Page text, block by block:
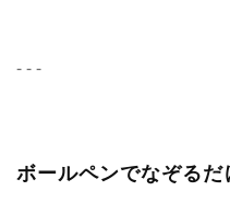
- - -
ボールペンでなぞるだ